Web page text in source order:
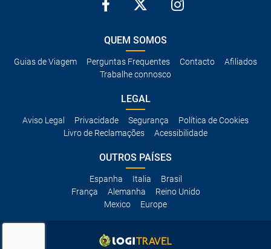
QUEM SOMOS
Guias de Viagem Perguntas Frequentes Contacto
Afiliados
Trabalhe connosco
LEGAL
Aviso Legal Privacidade Segurança
Política de Cookies
Livro de Reclamações
Acessibilidade
OUTROS PAÍSES
Espanha Italia
Brasil
França
Alemanha
Reino Unido
Mexico
Europe